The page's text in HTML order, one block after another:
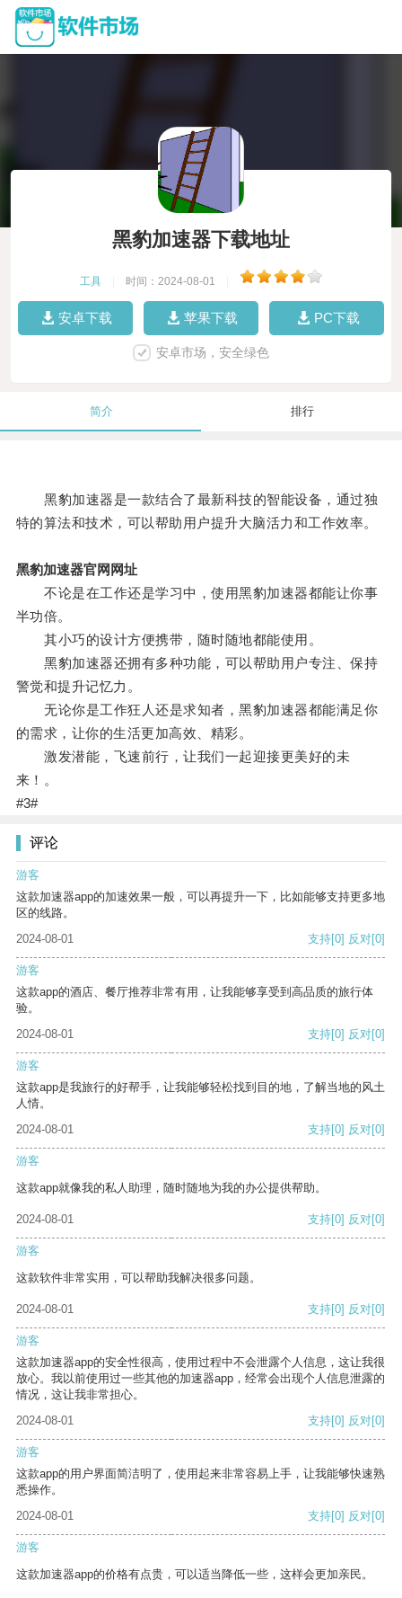
黑豹加速器下载地址
工具 时间：2024-08-01
安卓下载 苹果下载 PC下载
安卓市场，安全绿色
简介 排行
黑豹加速器是一款结合了最新科技的智能设备，通过独
特的算法和技术，可以帮助用户提升大脑活力和工作效率。
黑豹加速器官网网址
不论是在工作还是学习中，使用黑豹加速器都能让你事
半功倍。
其小巧的设计方便携带，随时随地都能使用。
黑豹加速器还拥有多种功能，可以帮助用户专注、保持
警觉和提升记忆力。
无论你是工作狂人还是求知者，黑豹加速器都能满足你
的需求，让你的生活更加高效、精彩。
激发潜能，飞速前行，让我们一起迎接更美好的未
来！。
#3#
评论
游客
这款加速器app的加速效果一般，可以再提升一下，比如能够支持更多地
区的线路。
2024-08-01
支持[0] 反对[0]
游客
这款app的酒店、餐厅推荐非常有用，让我能够享受到高品质的旅行体
验。
2024-08-01
支持[0] 反对[0]
游客
这款app是我旅行的好帮手，让我能够轻松找到目的地，了解当地的风土
人情。
2024-08-01
支持[0] 反对[0]
游客
这款app就像我的私人助理，随时随地为我的办公提供帮助。
2024-08-01 支持[0] 反对[0]
游客
这款软件非常实用，可以帮助我解决很多问题。
2024-08-01 支持[0] 反对[0]
游客
这款加速器app的安全性很高，使用过程中不会泄露个人信息，这让我很
放心。我以前使用过一些其他的加速器app，经常会出现个人信息泄露的
情况，这让我非常担心。
2024-08-01
支持[0] 反对[0]
游客
这款app的用户界面简洁明了，使用起来非常容易上手，让我能够快速熟
悉操作。
2024-08-01
支持[0] 反对[0]
游客
这款加速器app的价格有点贵，可以适当降低一些，这样会更加亲民。